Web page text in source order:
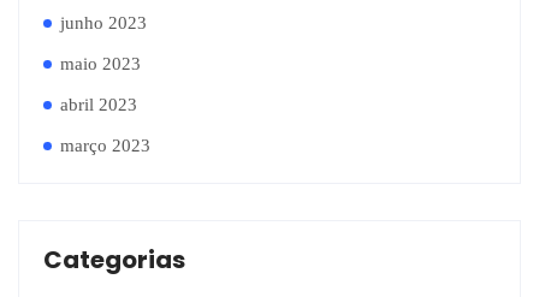
junho 2023
maio 2023
abril 2023
março 2023
Categorias